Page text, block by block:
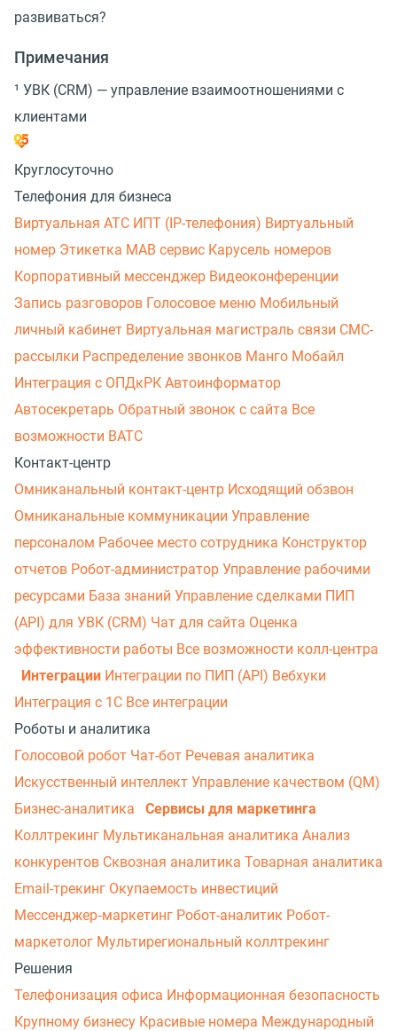
развиваться?
Примечания
¹ УВК (CRM) — управление взаимоотношениями с
клиентами
Круглосуточно
Телефония для бизнеса
Виртуальная АТС ИПТ (IP-телефония) Виртуальный
номер Этикетка МАВ сервис Карусель номеров
Корпоративный мессенджер Видеоконференции
Запись разговоров Голосовое меню Мобильный
личный кабинет Виртуальная магистраль связи СМС-
рассылки Распределение звонков Манго Мобайл
Интеграция с ОПДкРК Автоинформатор
Автосекретарь Обратный звонок с сайта Все
возможности ВАТС
Контакт-центр
Омниканальный контакт-центр Исходящий обзвон
Омниканальные коммуникации Управление
персоналом Рабочее место сотрудника Конструктор
отчетов Робот-администратор Управление рабочими
ресурсами База знаний Управление сделками ПИП
(API) для УВК (CRM) Чат для сайта Оценка
эффективности работы Все возможности колл-центра
Интеграции Интеграции по ПИП (API) Вебхуки
Интеграция с 1С Все интеграции
Роботы и аналитика
Голосовой робот Чат-бот Речевая аналитика
Искусственный интеллект Управление качеством (QM)
Бизнес-аналитика
Сервисы для маркетинга
Коллтрекинг Мультиканальная аналитика Анализ
конкурентов Сквозная аналитика Товарная аналитика
Email-трекинг Окупаемость инвестиций
Мессенджер‑маркетинг Робот-аналитик Робот-
маркетолог Мультирегиональный коллтрекинг
Решения
Телефонизация офиса Информационная безопасность
Крупному бизнесу Красивые номера Международный